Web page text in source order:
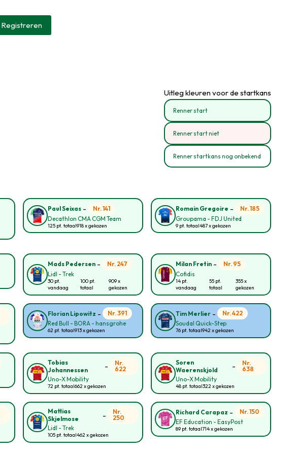
Registreren
Uitleg kleuren voor de startkans
Renner start
Renner start niet
Renner startkans nog onbekend
Paul Seixas-
Nr. 141
Decathlon CMA CGM Team
125 pt. totaal918 x gekozen
Romain Gregoire -
Nr. 185
Groupama - FDJ United
9 pt. totaal487 x gekozen
Mads Pedersen-
Nr. 247
Lidl - Trek
30 pt.
vandaag
100 pt.
totaal
909 x
gekozen
Milan Fretin-
Nr. 95
Cofidis
14 pt.
vandaag
55 pt.
totaal
355 x
gekozen
Florian Lipowitz -
Nr. 391
Red Bull - BORA - hansgrohe
62 pt. totaal913 x gekozen
Tim Merlier-
Nr. 422
Soudal Quick-Step
76 pt. totaal942 x gekozen
Tobias
Johannessen
-
Nr.
622
Uno-X Mobility
72 pt. totaal662 x gekozen
Soren
Waerenskjold
-
Nr.
638
Uno-X Mobility
48 pt. totaal322 x gekozen
Mattias
Skjelmose
-
Nr.
250
Lidl - Trek
105 pt. totaal462 x gekozen
Richard Carapaz -
Nr. 150
EF Education - EasyPost
89 pt. totaal714 x gekozen